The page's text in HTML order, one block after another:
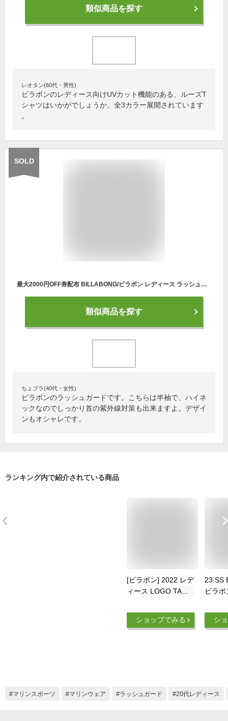
類似商品を探す
レオタン(60代・男性)
ビラボンのレディース向けUVカット機能のある、ルーズT
シャツはいかがでしょうか。全3カラー展開されています
。
SOLD
最大2000円OFF券配布 BILLABONG/ビラボン レディース ラッシュガード 半袖 BA013-860 Tシャツタイプ 紫外線カット UVカット 水着 みずぎ スイムウェア ビーチ 海水浴 プール 女性用
類似商品を探す
ちょプラ(40代・女性)
ビラボンのラッシュガードです。こちらは半袖で、ハイネ
ックなのでしっかり首の紫外線対策も出来ますよ。デザイ
ンもオシャレです。
ランキング内で紹介されている商品
[ビラボン] 2022 レデ
ィース LOGO TAPE
RASHGUARD ジッ
プアップラッシュガ
ショップでみる
23 SS
ビラ
パー
シ
マリンスポーツ マリンウェア ラッシュガード 20代レディース